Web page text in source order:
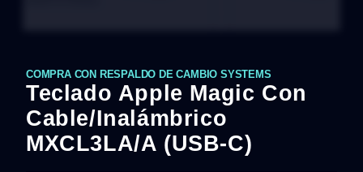
COMPRA CON RESPALDO DE CAMBIO SYSTEMS
Teclado Apple Magic Con
Cable/Inalámbrico
MXCL3LA/A (USB-C)